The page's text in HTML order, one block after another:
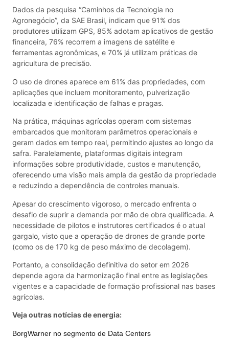
Dados da pesquisa “Caminhos da Tecnologia no
Agronegócio”, da SAE Brasil, indicam que 91% dos
produtores utilizam GPS, 85% adotam aplicativos de gestão
financeira, 76% recorrem a imagens de satélite e
ferramentas agronômicas, e 70% já utilizam práticas de
agricultura de precisão.
O uso de drones aparece em 61% das propriedades, com
aplicações que incluem monitoramento, pulverização
localizada e identificação de falhas e pragas.
Na prática, máquinas agrícolas operam com sistemas
embarcados que monitoram parâmetros operacionais e
geram dados em tempo real, permitindo ajustes ao longo da
safra. Paralelamente, plataformas digitais integram
informações sobre produtividade, custos e manutenção,
oferecendo uma visão mais ampla da gestão da propriedade
e reduzindo a dependência de controles manuais.
Apesar do crescimento vigoroso, o mercado enfrenta o
desafio de suprir a demanda por mão de obra qualificada. A
necessidade de pilotos e instrutores certificados é o atual
gargalo, visto que a operação de drones de grande porte
(como os de 170 kg de peso máximo de decolagem).
Portanto, a consolidação definitiva do setor em 2026
depende agora da harmonização final entre as legislações
vigentes e a capacidade de formação profissional nas bases
agrícolas.
Veja outras notícias de energia:
BorgWarner no segmento de Data Centers